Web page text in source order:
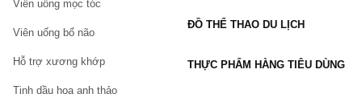
Viên uống mọc tóc
Viên uống bổ não
Hỗ trợ xương khớp
Tinh dầu hoa anh thảo
ĐỒ THỂ THAO DU LỊCH
THỰC PHẨM HÀNG TIÊU DÙNG